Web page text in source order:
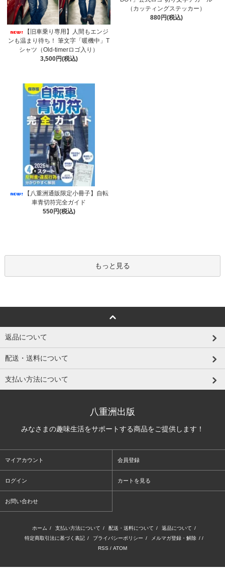
【旧車乗り専用】人間もエンジ
ンも温まり待ち！ 筆文字「暖機中」T
シャツ（Old-timerロゴ入り）
3,500円(税込)
（カッティングステッカー）
880円(税込)
【八重洲通販限定小冊子】自転
車青切符完全ガイド
550円(税込)
もっと見る
返品について
配送・送料について
支払い方法について
八重洲出版
みなさまの趣味生活をサポートする商品をご提供します！
マイアカウント 会員登録
ログイン カートを見る
お問い合わせ
ホーム / 支払い方法について / 配送・送料について / 返品について /
特定商取引法に基づく表記 / プライバシーポリシー / メルマガ登録・解除 / /
RSS / ATOM